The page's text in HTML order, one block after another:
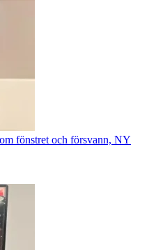
fönstret och försvann, NY